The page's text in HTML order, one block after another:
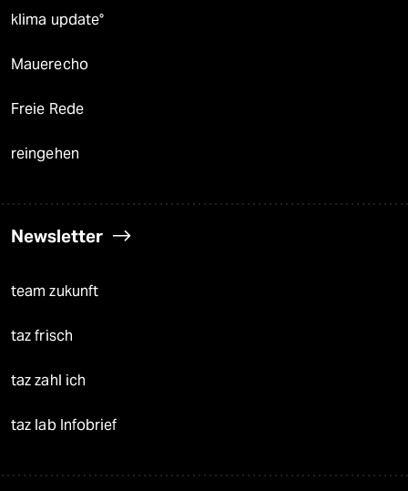
klima update°
Mauerecho
Freie Rede
reingehen
Newsletter
team zukunft
taz frisch
taz zahl ich
taz lab Infobrief